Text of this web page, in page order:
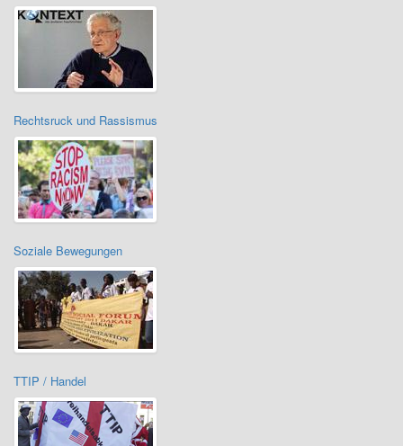
Rechtsruck und Rassismus
Soziale Bewegungen
TTIP / Handel